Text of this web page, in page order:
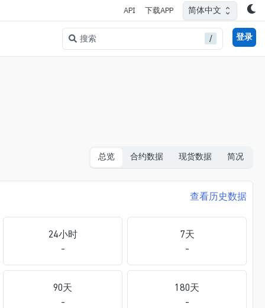
API 下载APP 简体中文
搜索 / 登录
总览 合约数据 现货数据 简况
查看历史数据
24小时
-
7天
-
90天
-
180天
-